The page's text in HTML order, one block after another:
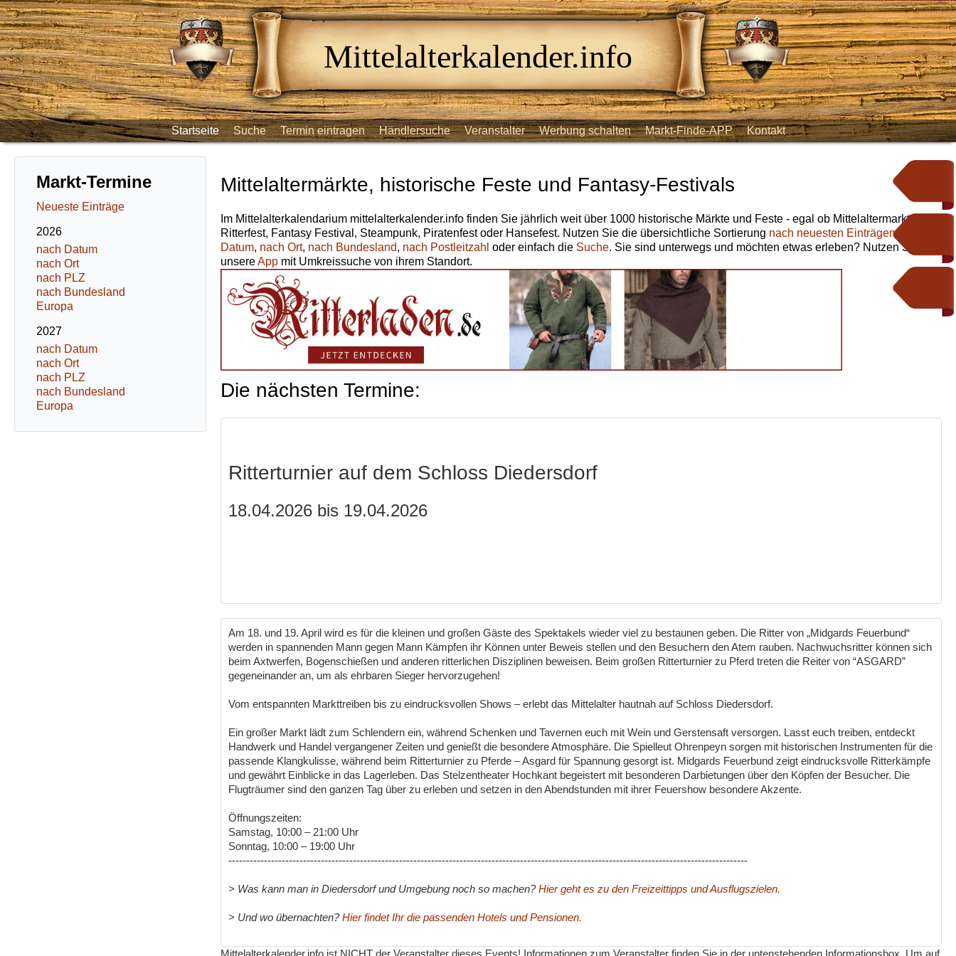
Mittelalterkalender.info
Startseite Suche Termin eintragen Händlersuche Veranstalter Werbung schalten Markt-Finde-APP Kontakt
Markt-Termine
Neueste Einträge
2026
nach Datum
nach Ort
nach PLZ
nach Bundesland
Europa
2027
nach Datum
nach Ort
nach PLZ
nach Bundesland
Europa
Mittelaltermärkte, historische Feste und Fantasy-Festivals
Im Mittelalterkalendarium mittelalterkalender.info finden Sie jährlich weit über 1000 historische Märkte und Feste - egal ob Mittelaltermarkt,
Ritterfest, Fantasy Festival, Steampunk, Piratenfest oder Hansefest. Nutzen Sie die übersichtliche Sortierung nach neuesten Einträgen,
Datum, nach Ort, nach Bundesland, nach Postleitzahl oder einfach die Suche. Sie sind unterwegs und möchten etwas erleben? Nutzen Sie
unsereApp mit Umkreissuche von ihrem Standort.
Die nächsten Termine:
Ritterturnier auf dem Schloss Diedersdorf
18.04.2026 bis 19.04.2026
Am 18. und 19. April wird es für die kleinen und großen Gäste des Spektakels wieder viel zu bestaunen ge­ben. Die Ritter von „Midgards Feuerbund“
werden in spannenden Mann gegen Mann Kämpfen ihr Können unter Beweis stellen und den Besuchern den Atem rauben. Nachwuchsritter können sich
beim Axtwerfen, Bogenschießen und anderen ritterlichen Disziplinen beweisen. Beim großen Ritterturnier zu Pferd treten die Reiter von “ASGARD”
gegeneinander an, um als ehrbaren Sieger hervorzugehen!
Vom entspannten Markttreiben bis zu eindrucksvollen Shows – erlebt das Mittelalter hautnah auf Schloss Diedersdorf.
Ein großer Markt lädt zum Schlendern ein, während Schenken und Tavernen euch mit Wein und Gerstensaft versorgen. Lasst euch treiben, entdeckt
Handwerk und Handel vergangener Zeiten und genießt die besondere Atmosphäre. Die Spielleut Ohrenpeyn sorgen mit historischen Instrumenten für die
passende Klangkulisse, während beim Ritterturnier zu Pferde – Asgard für Spannung gesorgt ist. Midgards Feuerbund zeigt eindrucksvolle Ritterkämpfe
und gewährt Einblicke in das Lagerleben. Das Stelzentheater Hochkant begeistert mit besonderen Darbietungen über den Köpfen der Besucher. Die
Flugträumer sind den ganzen Tag über zu erleben und setzen in den Abendstunden mit ihrer Feuershow besondere Akzente.
Öffnungszeiten:
Samstag, 10:00 – 21:00 Uhr
Sonntag, 10:00 – 19:00 Uhr
--------------------------------------------------------------------------------------------------------------------------------------------------
> Was kann man in Diedersdorf und Umgebung noch so machen?Hier geht es zu den Freizeittipps und Ausflugszielen.
> Und wo übernachten?Hier findet Ihr die passenden Hotels und Pensionen.
Mittelalterkalender.info ist NICHT der Veranstalter dieses Events! Informationen zum Veranstalter finden Sie in der untenstehenden Informationsbox. Um auf